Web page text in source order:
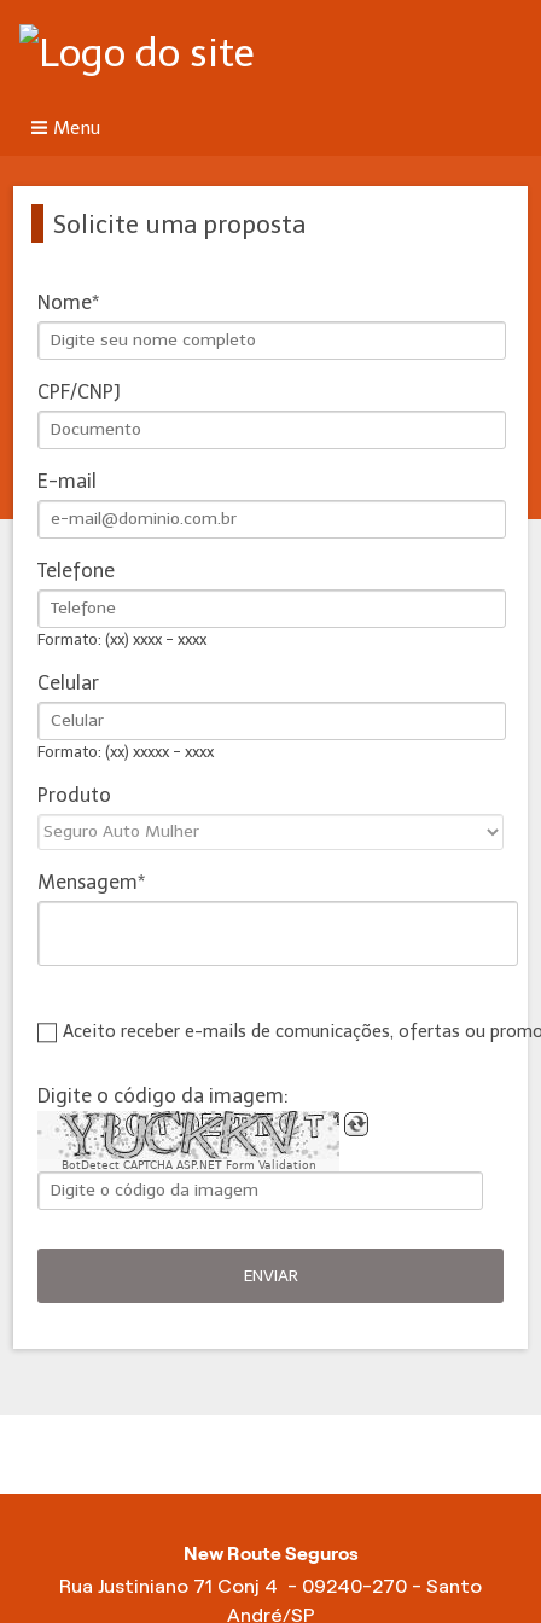
Menu
Solicite uma proposta
Nome
CPF/CNPJ
E-mail
Telefone
Formato: (xx) xxxx - xxxx
Celular
Formato: (xx) xxxxx - xxxx
Produto
Mensagem
Aceito receber e-mails de comunicações, ofertas ou
Digite o código da imagem:
BotDetect CAPTCHA ASP.NET Form Validation
ENVIAR
New Route Seguros
Rua Justiniano 71 Conj 4 - 09240-270 - Santo
André/SP